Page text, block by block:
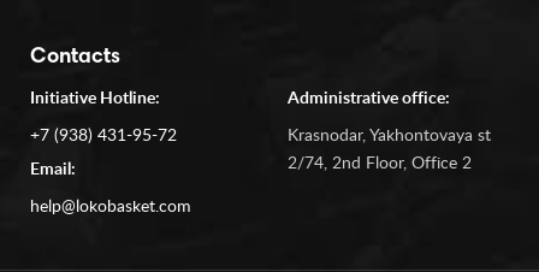
Contacts
Initiative Hotline:
+7 (938) 431-95-72
Email:
help@lokobasket.com
Administrative office:
Krasnodar, Yakhontovaya st
2/74, 2nd Floor, Office 2